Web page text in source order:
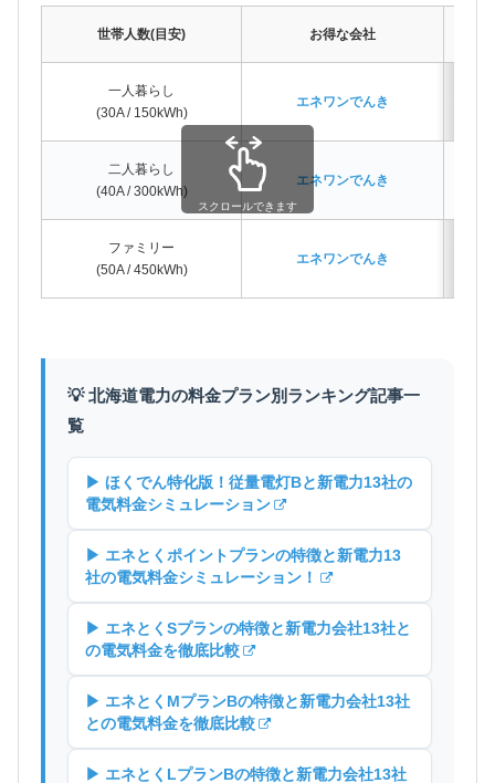
世帯人数(目安) お得な会社
一人暮らし
(30A / 150kWh)
エネワンでんき
二人暮らし
(40A / 300kWh)
エネワンでんき
ファミリー
(50A / 450kWh)
エネワンでんき
スクロールできます
💡 北海道電力の料金プラン別ランキング記事一
覧
▶ ほくでん特化版！従量電灯Bと新電力13社の
電気料金シミュレーション
▶ エネとくポイントプランの特徴と新電力13
社の電気料金シミュレーション！
▶ エネとくSプランの特徴と新電力会社13社と
の電気料金を徹底比較
▶ エネとくMプランBの特徴と新電力会社13社
との電気料金を徹底比較
▶ エネとくLプランBの特徴と新電力会社13社